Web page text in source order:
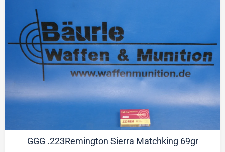
GGG .223Remington Sierra Matchking 69gr